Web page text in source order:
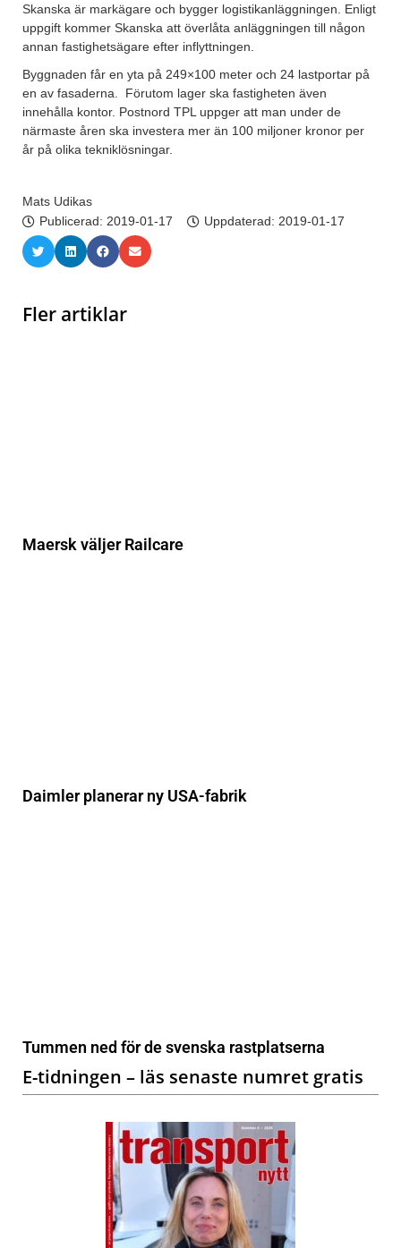
Skanska är markägare och bygger logistikanläggningen. Enligt
uppgift kommer Skanska att överlåta anläggningen till någon
annan fastighetsägare efter inflyttningen.
Byggnaden får en yta på 249×100 meter och 24 lastportar på
en av fasaderna. Förutom lager ska fastigheten även
innehålla kontor. Postnord TPL uppger att man under de
närmaste åren ska investera mer än 100 miljoner kronor per
år på olika tekniklösningar.
Mats Udikas
Publicerad: 2019-01-17 Uppdaterad: 2019-01-17
Fler artiklar
Maersk väljer Railcare
Daimler planerar ny USA-fabrik
Tummen ned för de svenska rastplatserna
E-tidningen – läs senaste numret gratis